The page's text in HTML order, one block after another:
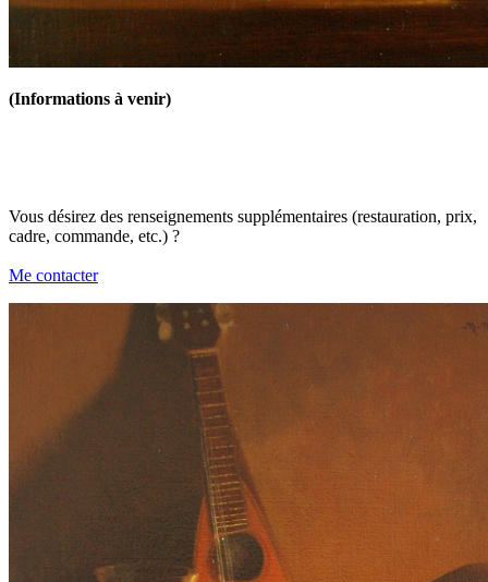
(Informations à venir)
Vous désirez des renseignements supplémentaires (restauration, prix,
cadre, commande, etc.) ?
Me contacter